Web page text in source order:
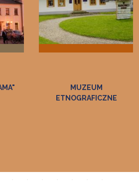
MUZEUM DWÓR W
DOŁĘDZE